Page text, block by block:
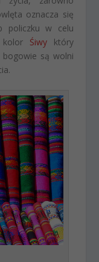
oznacza się
policzku w celu
Śiwyktóry
są wolni